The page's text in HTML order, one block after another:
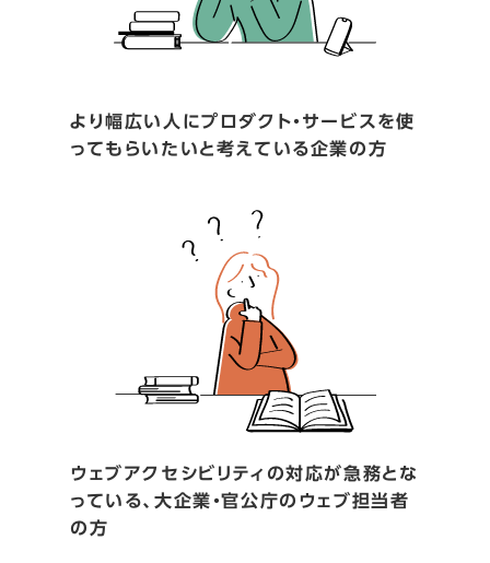
より幅広い人にプロダクト・サービスを使
ってもらいたいと考えている企業の方
ウェブアクセシビリティの対応が急務とな
っている、大企業・官公庁のウェブ担当者
の方